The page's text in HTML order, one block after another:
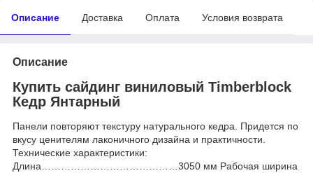
Описание Доставка Оплата Условия возврата
Описание
Купить сайдинг виниловый Timberblock
Кедр Янтарный
Панели повторяют текстуру натурального кедра. Придется по
вкусу ценителям лаконичного дизайна и практичности.
Технические характеристики:
Длина……………………………………3050 мм Рабочая ширина